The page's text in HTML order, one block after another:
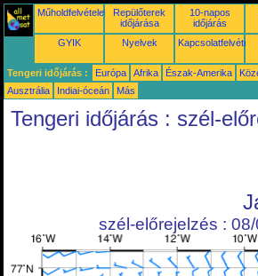
Műholdfelvételek
Repülőterek
időjárása
10-napos
időjárás
GYIK Nyelvek Kapcsolatfelvétel
Tengeri időjárás : Európa Afrika Észak-Amerika
Ausztrália
Indiai-óceán Más
Tengeri időjárás : szél-
szél-előrejelzés :